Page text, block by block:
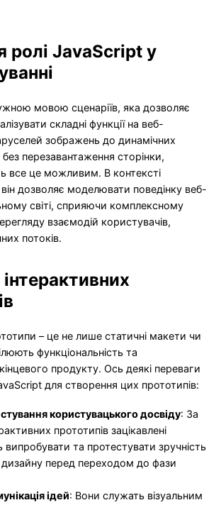
ролі JavaScript у
мовою сценаріїв, яка дозволяє
складні функції на веб-
зображень до динамічних
перезавантаження сторінки,
все це можливим. В контексті
дозволяє моделювати поведінку веб-
світі, сприяючи комплексному
взаємодій користувачів,
потоків.
– це не лише статичні макети чи
функціональність та
кінцевого продукту. Ось деякі переваги
для створення цих прототипів:
користувацького досвіду: За
прототипів зацікавлені
та протестувати зручність
дизайну перед переходом до фази
ідей: Вони служать візуальним